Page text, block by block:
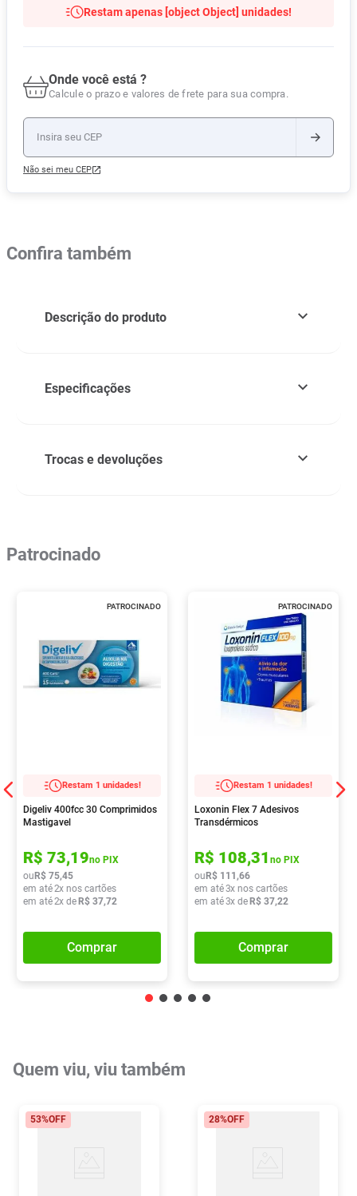
Restam apenas [object Object] unidades!
Onde você está ?
Calcule o prazo e valores de frete para sua compra.
Não sei meu CEP
Confira também
Descrição do produto
Especificações
Trocas e devoluções
Patrocinado
PATROCINADO
Restam 1 unidades!
Digeliv 400fcc 30 Comprimidos
Mastigavel
R$ 73,19no PIX
ou R$ 75,45
em até2x nos cartões
em até2x de R$ 37,72
Comprar
PATROCINADO
Restam 1 unidades!
Loxonin Flex 7 Adesivos
Transdérmicos
R$ 108,31 no PIX
ou R$ 111 ,66
em até3x nos cartões
em até3x de R$ 37,22
Comprar
Quem viu, viu também
53%OFF 28%OFF